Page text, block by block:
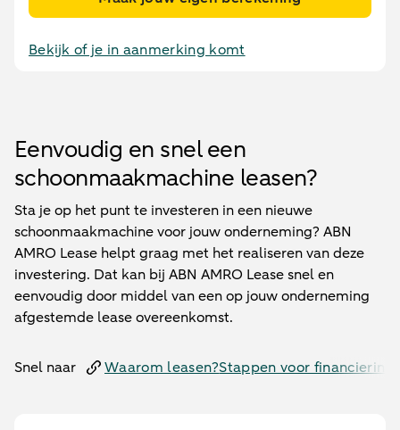
Bekijk of je in aanmerking komt
Eenvoudig en snel een
schoonmaakmachine leasen?
Sta je op het punt te investeren in een nieuwe
schoonmaakmachine voor jouw onderneming? ABN
AMRO Lease helpt graag met het realiseren van deze
investering. Dat kan bij ABN AMRO Lease snel en
eenvoudig door middel van een op jouw onderneming
afgestemde lease overeenkomst.
Snel naar Waarom leasen?Stappen voor financiering